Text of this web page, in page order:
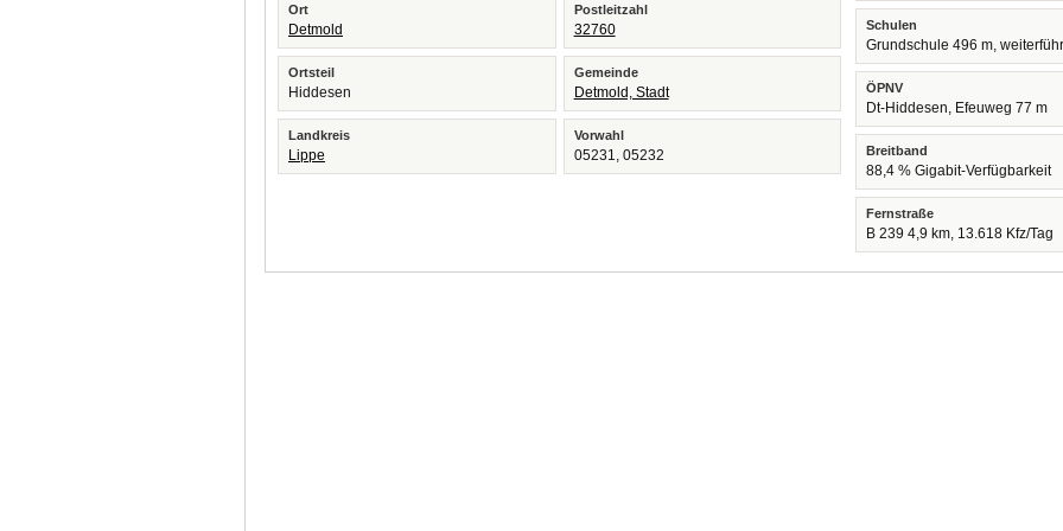
Ort
Detmold
Postleitzahl
32760
Ortsteil
Hiddesen
Gemeinde
Detmold, Stadt
Landkreis
Lippe
Vorwahl
05231, 05232
Schulen
Grundschule 496 m,
ÖPNV
Dt-Hiddesen, Efeuweg 77 m
Breitband
88,4 % Gigabit-Verfügbarkeit
Fernstraße
B 239 4,9 km, 13.618 Kfz/Tag